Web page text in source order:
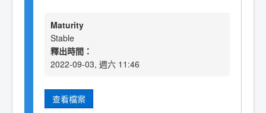
Maturity
Stable
釋出時間：
2022-09-03, 週六 11:46
查看檔案